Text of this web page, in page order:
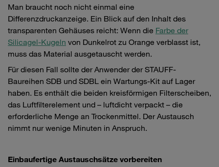
Man braucht noch nicht einmal eine
Differenzdruckanzeige. Ein Blick auf den Inhalt des
transparenten Gehäuses reicht: Wenn die Farbe der
Silicagel-Kugeln von Dunkelrot zu Orange verblasst ist,
muss das Material ausgetauscht werden.
Für diesen Fall sollte der Anwender der STAUFF-
Baureihen SDB und SDBL ein Wartungs-Kit auf Lager
haben. Es enthält die beiden kreisförmigen Filterscheiben,
das Luftfilterelement und – luftdicht verpackt – die
erforderliche Menge an Trockenmittel. Der Austausch
nimmt nur wenige Minuten in Anspruch.
Einbaufertige Austauschsätze vorbereiten